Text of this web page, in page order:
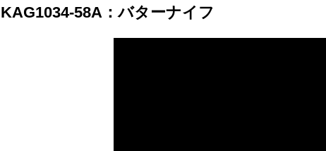
KAG1034-58A：バターナイフ